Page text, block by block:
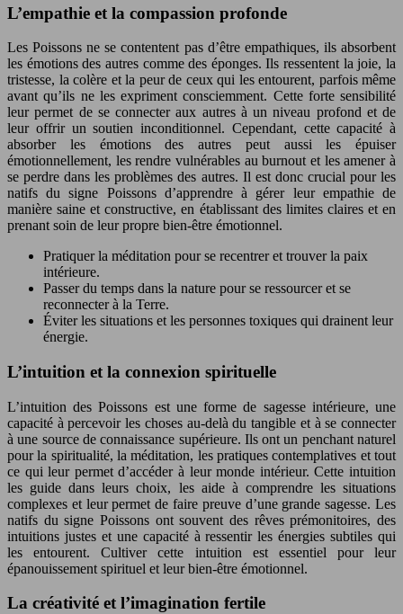
L’empathie et la compassion profonde
Les Poissons ne se contentent pas d’être empathiques, ils absorbent
les émotions des autres comme des éponges. Ils ressentent la joie, la
tristesse, la colère et la peur de ceux qui les entourent, parfois même
avant qu’ils ne les expriment consciemment. Cette forte sensibilité
leur permet de se connecter aux autres à un niveau profond et de
leur offrir un soutien inconditionnel. Cependant, cette capacité à
absorber les émotions des autres peut aussi les épuiser
émotionnellement, les rendre vulnérables au burnout et les amener à
se perdre dans les problèmes des autres. Il est donc crucial pour les
natifs du signe Poissons d’apprendre à gérer leur empathie de
manière saine et constructive, en établissant des limites claires et en
prenant soin de leur propre bien-être émotionnel.
Pratiquer la méditation pour se recentrer et trouver la paix
intérieure.
Passer du temps dans la nature pour se ressourcer et se
reconnecter à la Terre.
Éviter les situations et les personnes toxiques qui drainent leur
énergie.
L’intuition et la connexion spirituelle
L’intuition des Poissons est une forme de sagesse intérieure, une
capacité à percevoir les choses au-delà du tangible et à se connecter
à une source de connaissance supérieure. Ils ont un penchant naturel
pour la spiritualité, la méditation, les pratiques contemplatives et tout
ce qui leur permet d’accéder à leur monde intérieur. Cette intuition
les guide dans leurs choix, les aide à comprendre les situations
complexes et leur permet de faire preuve d’une grande sagesse. Les
natifs du signe Poissons ont souvent des rêves prémonitoires, des
intuitions justes et une capacité à ressentir les énergies subtiles qui
les entourent. Cultiver cette intuition est essentiel pour leur
épanouissement spirituel et leur bien-être émotionnel.
La créativité et l’imagination fertile